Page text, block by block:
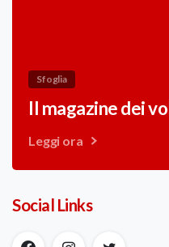
Sfoglia
Il magazine dei
Leggi ora
Social Links